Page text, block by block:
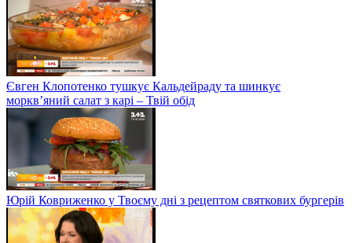
Євген Клопотенко тушкує Кальдейраду та шинкує
моркв’яний салат з карі – Твій обід
Юрій Ковриженко у Твоєму дні з рецептом святкових бургерів